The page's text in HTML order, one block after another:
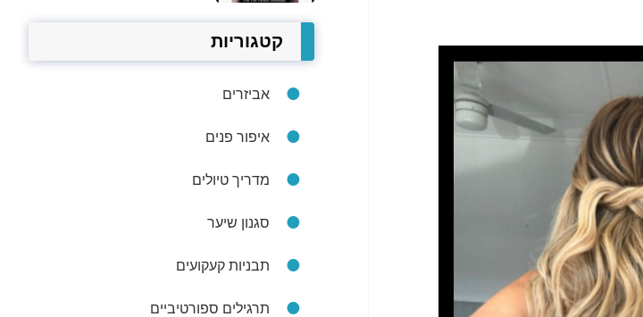
קטגוריות
אביזרים
איפור פנים
מדריך טיולים
סגנון שיער
תבניות קעקועים
תרגילים ספורטיביים